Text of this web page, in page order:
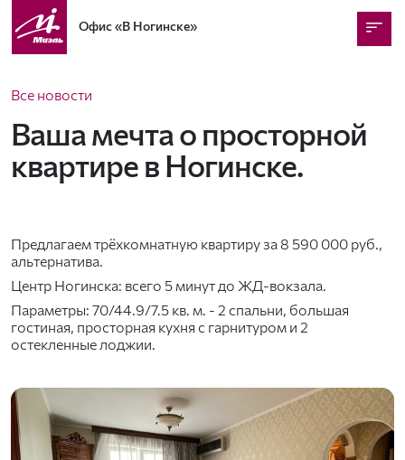
Офис«В Ногинске»
Все новости
Ваша мечта о просторной
квартире в Ногинске.
Предлагаем трёхкомнатную квартиру за 8 590 000 руб.,
альтернатива.
Центр Ногинска: всего 5 минут до ЖД-вокзала.
Параметры: 70/44.9/7.5 кв. м. - 2 спальни, большая
гостиная, просторная кухня с гарнитуром и 2
остекленные лоджии.